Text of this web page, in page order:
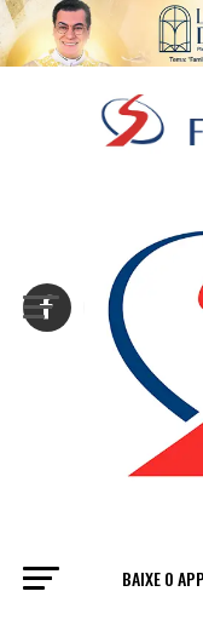
BAIXE O APP
All posts